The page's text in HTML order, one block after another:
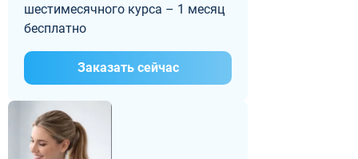
шестимесячного курса – 1 месяц
бесплатно
Заказать сейчас